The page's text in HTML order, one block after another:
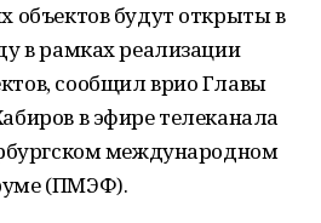
объектов будут открыты в
в рамках реализации
сообщил врио Главы
в эфире телеканала
международном
(ПМЭФ).